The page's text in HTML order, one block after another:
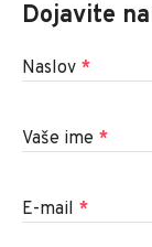
Dojavite
Naslov *
Vaše ime *
E-mail *